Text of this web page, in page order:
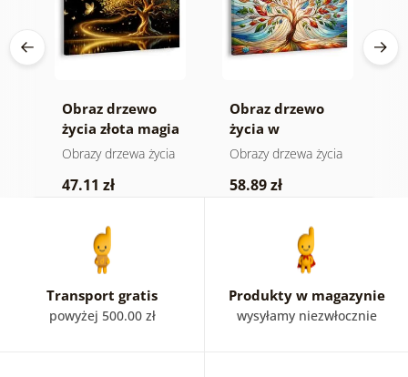
Obraz drzewo
życia złota magia
Obrazy drzewa życia
47.11 zł
Obraz drzewo
życia w
kolorowym
Obrazy drzewa życia
58.89 zł
Transport gratis
powyżej 500.00 zł
Produkty w magazynie
wysyłamy niezwłocznie